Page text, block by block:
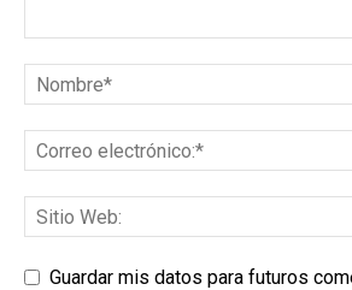
Guardar mis datos para futuros